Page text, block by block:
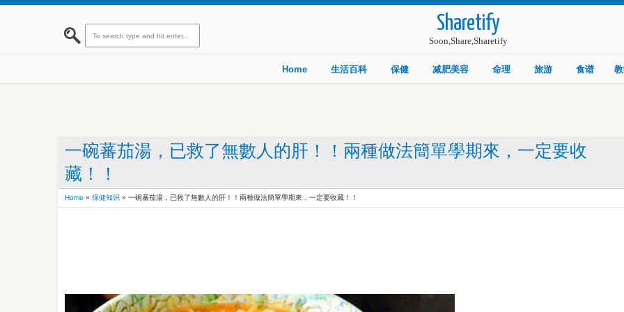
Sharetify
Soon,Share,Sharetify
Home 生活百科 保健 减肥美容 命理 旅游 食谱
一碗蕃茄湯，已救了無數人的肝！！兩種做法簡單學期來，一定要收
藏！！
Home » 保健知识 » 一碗蕃茄湯，已救了無數人的肝！！兩種做法簡單學期來，一定要收藏！！